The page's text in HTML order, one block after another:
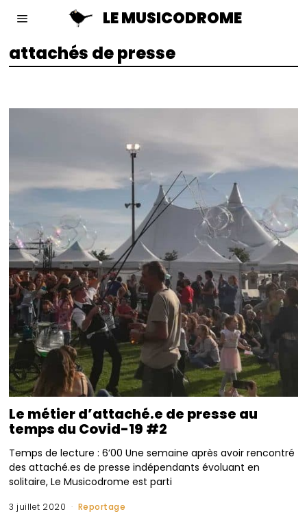
LE MUSICODROME
attachés de presse
Le métier d’attaché.e de presse au
temps du Covid-19 #2
Temps de lecture : 6’00 Une semaine après avoir rencontré
des attaché.es de presse indépendants évoluant en
solitaire, Le Musicodrome est parti
3 juillet 2020 Reportage